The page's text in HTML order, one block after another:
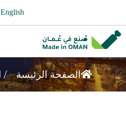
English
الصفحة الرئيسة /